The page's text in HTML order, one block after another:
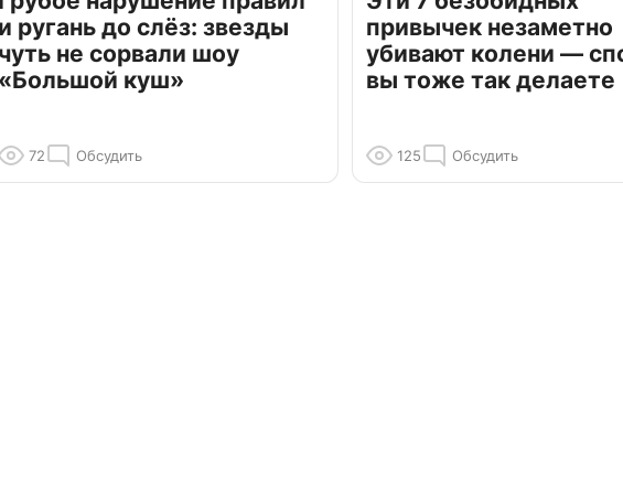
и ругань до слёз: звезды
чуть не сорвали шоу
«Большой куш»
72 Обсудить
привычек незаметно
убивают колени —
вы тоже так делаете
125 Обсудить